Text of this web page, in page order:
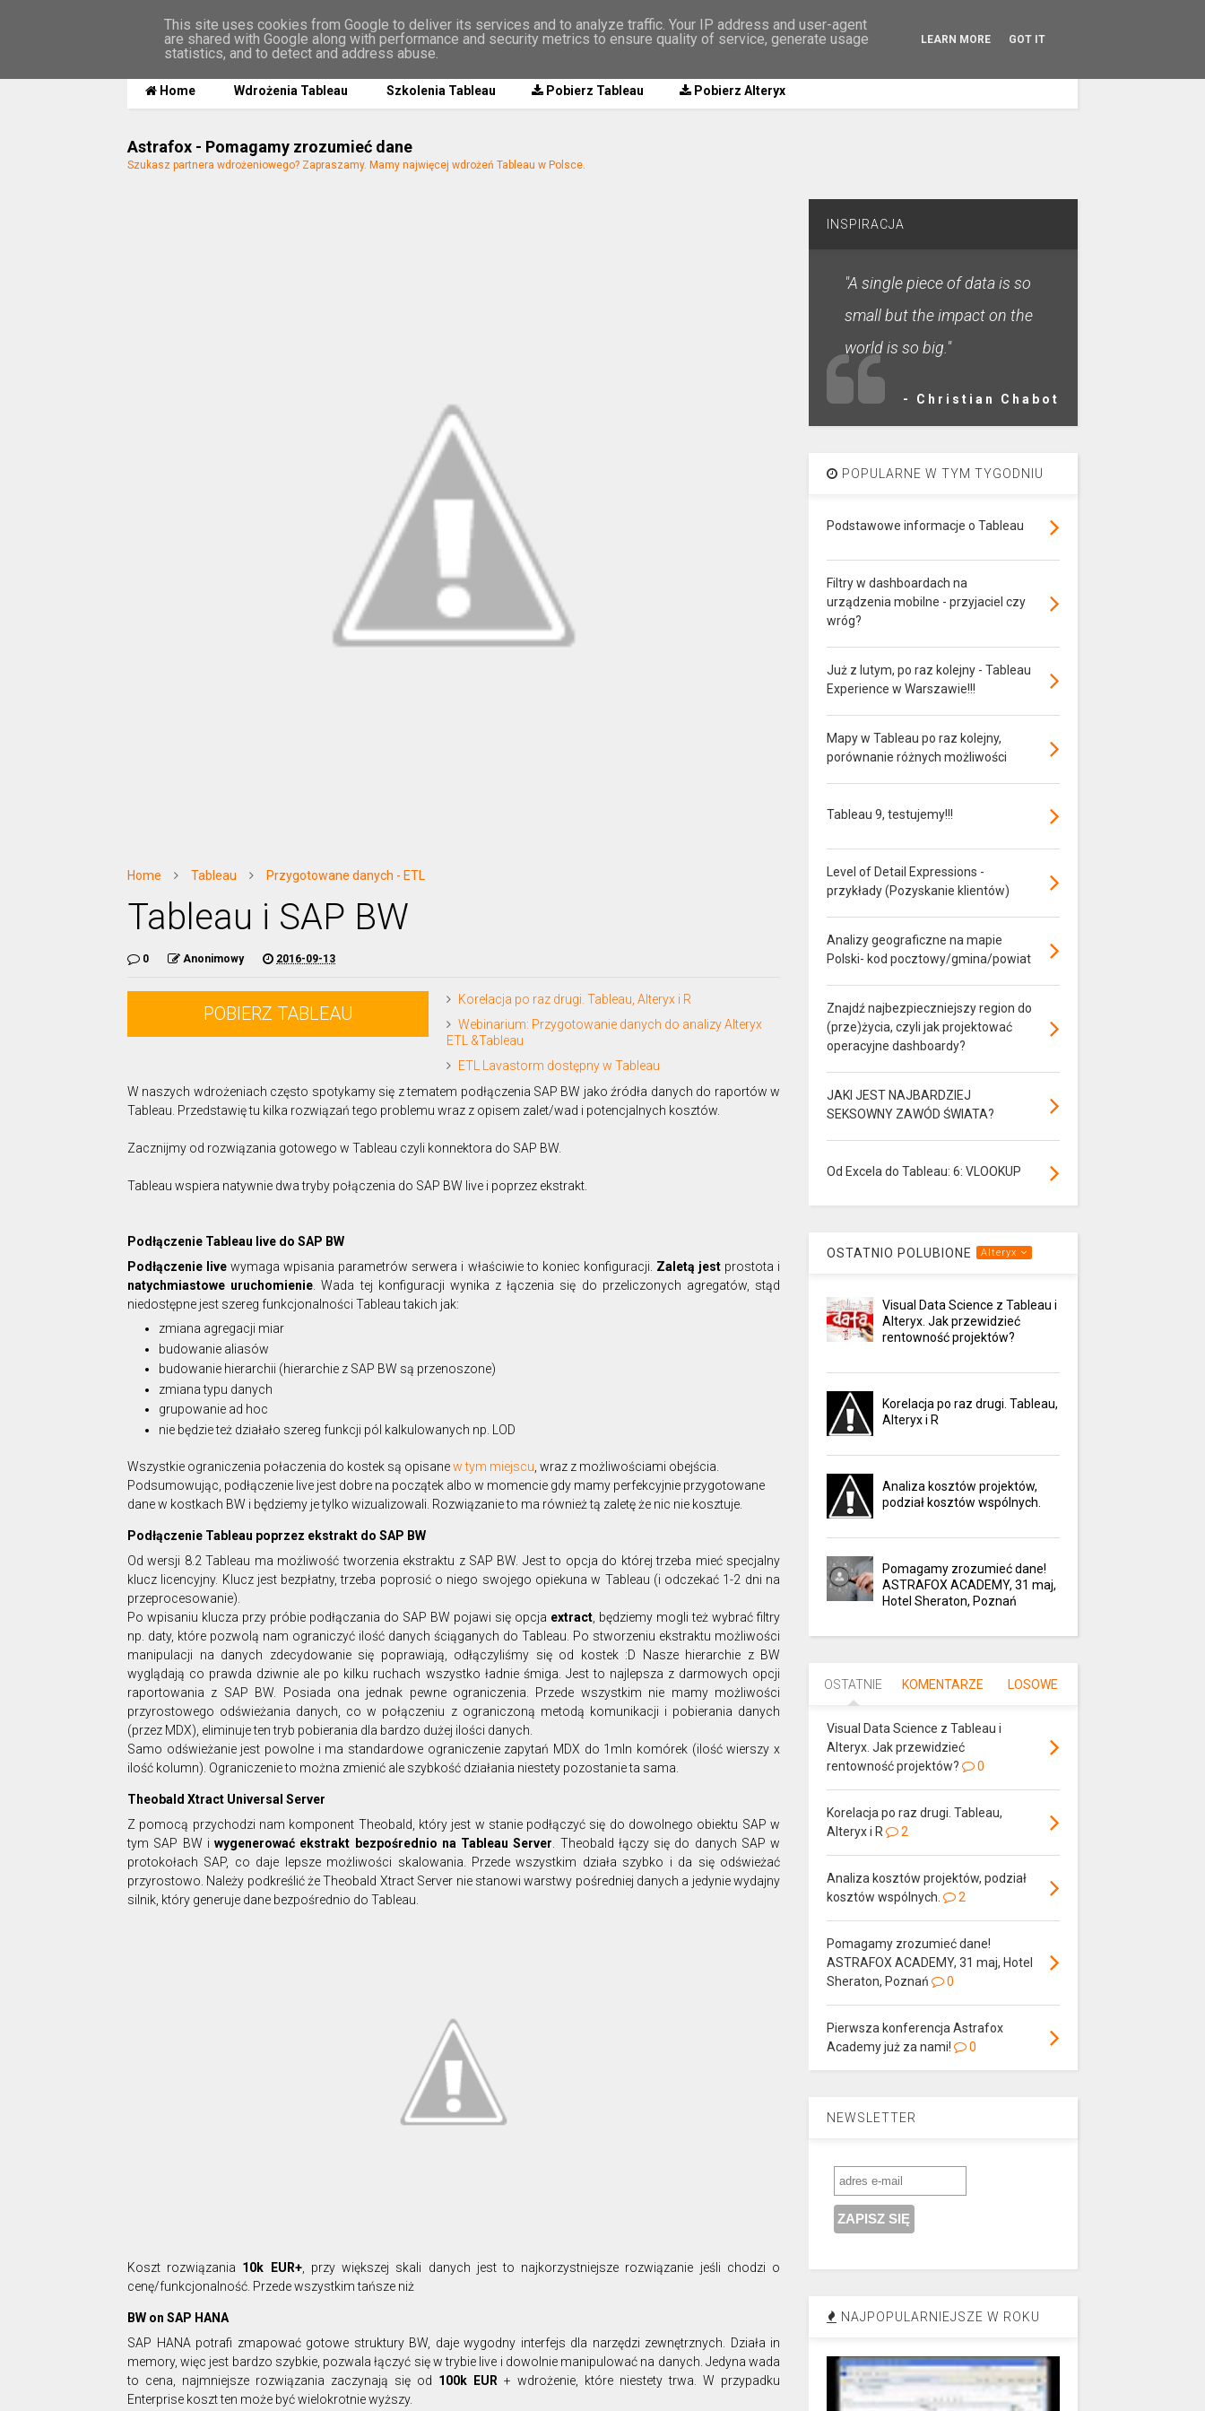
MENU SZUKAJ
Home Wdrożenia Tableau Szkolenia Tableau Pobierz Tableau Pobierz Alteryx
Astrafox - Pomagamy zrozumieć dane
Szukasz partnera wdrożeniowego? Zapraszamy. Mamy najwięcej wdrożeń Tableau w Polsce.
Home Tableau Przygotowane danych - ETL
Tableau i SAP BW
0 Anonimowy 2016-09-13
POBIERZ TABLEAU
Korelacja po raz drugi. Tableau, Alteryx i R
Webinarium: Przygotowanie danych do analizy Alteryx
ETL &Tableau
ETL Lavastorm dostępny w Tableau
W naszych wdrożeniach często spotykamy się z tematem podłączenia SAP BW jako źródła danych do raportów w
Tableau. Przedstawię tu kilka rozwiązań tego problemu wraz z opisem zalet/wad i potencjalnych kosztów.
Zacznijmy od rozwiązania gotowego w Tableau czyli konnektora do SAP BW.
Tableau wspiera natywnie dwa tryby połączenia do SAP BW live i poprzez ekstrakt.
Podłączenie Tableau live do SAP BW
Podłączenie live wymaga wpisania parametrów serwera i właściwie to koniec konfiguracji. Zaletą jestprostota i
natychmiastowe uruchomienie . Wada tej konfiguracji wynika z łączenia się do przeliczonych agregatów, stąd
niedostępne jest szereg funkcjonalności Tableau takich jak:
zmiana agregacji miar
budowanie aliasów
budowanie hierarchii (hierarchie z SAP BW są przenoszone)
zmiana typu danych
grupowanie ad hoc
nie będzie też działało szereg funkcji pól kalkulowanych np. LOD
Wszystkie ograniczenia połaczenia do kostek są opisanew tym miejscu , wraz z możliwościami obejścia.
Podsumowując, podłączenie live jest dobre na początek albo w momencie gdy mamy perfekcyjnie przygotowane
dane w kostkach BW i będziemy je tylko wizualizowali. Rozwiązanie to ma również tą zaletę że nic nie kosztuje.
Podłączenie Tableau poprzez ekstrakt do SAP BW
Od wersji 8.2 Tableau ma możliwość tworzenia ekstraktu z SAP BW. Jest to opcja do której trzeba mieć specjalny
klucz licencyjny. Klucz jest bezpłatny, trzeba poprosić o niego swojego opiekuna w Tableau (i odczekać 1-2 dni na
przeprocesowanie).
Po wpisaniu klucza przy próbie podłączania do SAP BW pojawi się opcja extract , będziemy mogli też wybrać filtry
np. daty, które pozwolą nam ograniczyć ilość danych ściąganych do Tableau. Po stworzeniu ekstraktu możliwości
manipulacji na danych zdecydowanie się poprawiają, odłączyliśmy się od kostek :D Nasze hierarchie z BW
wyglądają co prawda dziwnie ale po kilku ruchach wszystko ładnie śmiga. Jest to najlepsza z darmowych opcji
raportowania z SAP BW. Posiada ona jednak pewne ograniczenia. Przede wszystkim nie mamy możliwości
przyrostowego odświeżania danych, co w połączeniu z ograniczoną metodą komunikacji i pobierania danych
(przez MDX), eliminuje ten tryb pobierania dla bardzo dużej ilości danych.
Samo odświeżanie jest powolne i ma standardowe ograniczenie zapytań MDX do 1mln komórek (ilość wierszy x
ilość kolumn). Ograniczenie to można zmienić ale szybkość działania niestety pozostanie ta sama.
Theobald Xtract Universal Server
Z pomocą przychodzi nam komponent Theobald, który jest w stanie podłączyć się do dowolnego obiektu SAP w
tym SAP BW i wygenerować ekstrakt bezpośrednio na Tableau Server . Theobald łączy się do danych SAP w
protokołach SAP, co daje lepsze możliwości skalowania. Przede wszystkim działa szybko i da się odświeżać
przyrostowo. Należy podkreślić że Theobald Xtract Server nie stanowi warstwy pośredniej danych a jedynie wydajny
silnik, który generuje dane bezpośrednio do Tableau.
Koszt rozwiązania 10k EUR+, przy większej skali danych jest to najkorzystniejsze rozwiązanie jeśli chodzi o
cenę/funkcjonalność. Przede wszystkim tańsze niż
BW on SAP HANA
SAP HANA potrafi zmapować gotowe struktury BW, daje wygodny interfejs dla narzędzi zewnętrznych. Działa in
memory, więc jest bardzo szybkie, pozwala łączyć się w trybie live i dowolnie manipulować na danych. Jedyna wada
to cena, najmniejsze rozwiązania zaczynają się od 100k EUR + wdrożenie, które niestety trwa. W przypadku
Enterprise koszt ten może być wielokrotnie wyższy.
INSPIRACJA
"A single piece of data is so
small but the impact on the
world is so big."
- Christian Chabot
POPULARNE W TYM TYGODNIU
Podstawowe informacje o Tableau
Filtry w dashboardach na
urządzenia mobilne - przyjaciel czy
wróg?
Już z lutym, po raz kolejny - Tableau
Experience w Warszawie!!!
Mapy w Tableau po raz kolejny,
porównanie różnych możliwości
Tableau 9, testujemy!!!
Level of Detail Expressions -
przykłady (Pozyskanie klientów)
Analizy geograficzne na mapie
Polski- kod pocztowy/gmina/powiat
Znajdź najbezpieczniejszy region do
(prze)życia, czyli jak projektować
operacyjne dashboardy?
JAKI JEST NAJBARDZIEJ
SEKSOWNY ZAWÓD ŚWIATA?
Od Excela do Tableau: 6: VLOOKUP
OSTATNIO POLUBIONE Alteryx
Visual Data Science z Tableau i
Alteryx. Jak przewidzieć
rentowność projektów?
Korelacja po raz drugi. Tableau,
Alteryx i R
Analiza kosztów projektów,
podział kosztów wspólnych.
Pomagamy zrozumieć dane!
ASTRAFOX ACADEMY, 31 maj,
Hotel Sheraton, Poznań
OSTATNIE KOMENTARZE LOSOWE
Visual Data Science z Tableau i
Alteryx. Jak przewidzieć
rentowność projektów?
0
Korelacja po raz drugi. Tableau,
Alteryx i R
2
Analiza kosztów projektów, podział
kosztów wspólnych.
2
Pomagamy zrozumieć dane!
ASTRAFOX ACADEMY, 31 maj, Hotel
Sheraton, Poznań
0
Pierwsza konferencja Astrafox
Academy już za nami!
0
NEWSLETTER
NAJPOPULARNIEJSZE W ROKU
This site uses cookies from Google to deliver its services and to analyze traffic. Your IP address and user-agent
are shared with Google along with performance and security metrics to ensure quality of service, generate usage
statistics, and to detect and address abuse.
LEARN MORE GOT IT